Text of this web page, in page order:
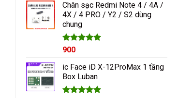
Chân sạc Redmi Note 4 / 4A /
4X / 4 PRO / Y2 / S2 dùng
chung
Được xếp
5 sao
900
ic Face iD X-12ProMax 1 tầng
Box Luban